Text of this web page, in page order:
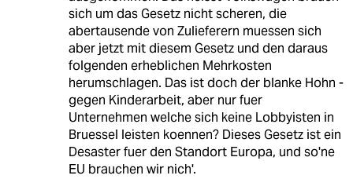
sich um das Gesetz nicht scheren, die
abertausende von Zulieferern muessen sich
aber jetzt mit diesem Gesetz und den daraus
folgenden erheblichen Mehrkosten
herumschlagen. Das ist doch der blanke Hohn -
gegen Kinderarbeit, aber nur fuer
Unternehmen welche sich keine Lobbyisten in
Bruessel leisten koennen? Dieses Gesetz ist ein
Desaster fuer den Standort Europa, und so'ne
EU brauchen wir nich'.